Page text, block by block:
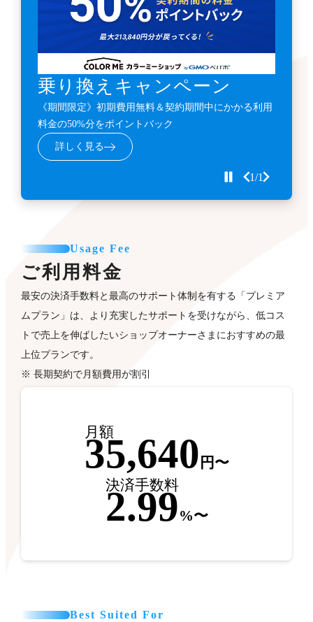
乗り換えキャンペーン
《期間限定》初期費用無料＆契約期間中にかかる利用
料金の50%分をポイントバック
詳しく見る
1/1
Usage Fee
ご利用料金
最安の決済手数料と最高のサポート体制を有する「プレミア
ムプラン」は、より充実したサポートを受けながら、低コス
トで売上を伸ばしたいショップオーナーさまにおすすめの最
上位プランです。
※ 長期契約で月額費用が割引
月額
35,640 円〜
決済手数料
2.99%〜
Best Suited For